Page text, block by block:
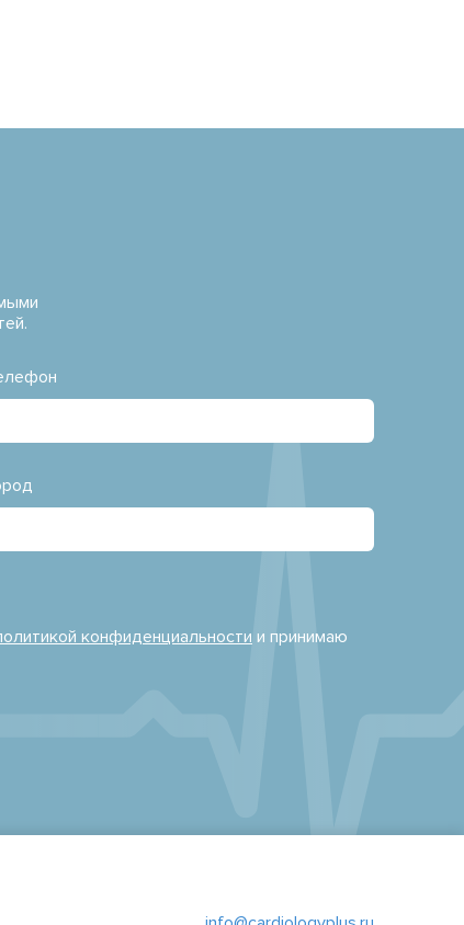
конфиденциальности и принимаю